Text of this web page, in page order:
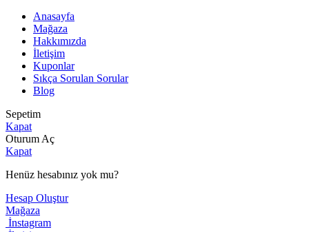
Anasayfa
Mağaza
Hakkımızda
İletişim
Kuponlar
Sıkça Sorulan Sorular
Blog
Sepetim
Kapat
Oturum Aç
Kapat
Henüz hesabınız yok mu?
Hesap Oluştur
Mağaza
İnstagram